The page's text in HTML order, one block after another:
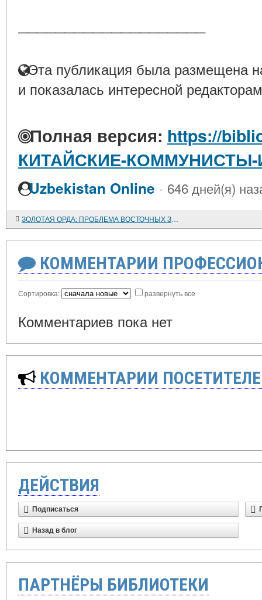
Эта публикация была размещена
и показалась интересной
Полная версия: https://
КИТАЙСКИЕ-КОММУНИСТЫ-
Uzbekistan Online · 646 дней(я)
ЗОЛОТАЯ ОРДА: ПРОБЛЕМА ВОСТОЧНЫХ ЗАИМСТВОВАНИЙ В РОССИЙСКОЙ ГОСУДАРСТВЕННОСТИ И КУЛЬТУРЕ
КОММЕНТАРИИ
Сортировка: развернуть все
Комментариев пока нет
КОММЕНТАРИИ
ДЕЙСТВИЯ
Подписаться
Назад в блог
ПАРТНЁРЫ БИБЛИОТЕКИ